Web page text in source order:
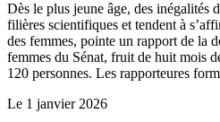
Dès le plus jeune âge, des inégalités
filières scientifiques et tendent à
des femmes, pointe un rapport de la
femmes du Sénat, fruit de huit mois
120 personnes. Les rapporteures
Le 1 janvier 2026